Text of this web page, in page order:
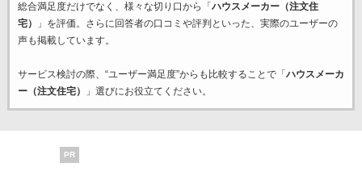
総合満足度だけでなく、様々な切り口から「 ハウスメーカー（注文住
宅）
」を評価。さらに回答者の口コミや評判といった、実際のユーザーの
声も掲載しています。
サービス検討の際、“ユーザー満足度”からも比較することで「 ハウスメーカ
ー（注文住宅）
」選びにお役立てください。
PR